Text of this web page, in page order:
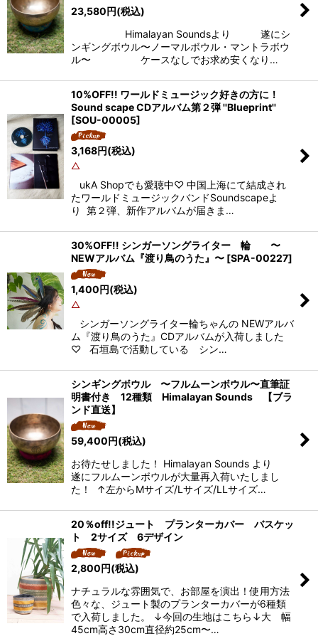
23,580円(税込)
Himalayan Soundsより 遂にシ
ンギングボウル〜ノーマルボウル・マントラボウ
ル〜 ケースなしでお求め安くなり…
10%OFF!! ワールドミュージック好きの方に！
Sound scape CDアルバム第２弾 ''Blueprint''
[SOU-00005]
3,168円(税込)
△
ukA Shopでも愛聴中♡ 中国上海にて結成され
たワールドミュージックバンドSoundscapeよ
り 第２弾、新作アルバムが届きま…
30%OFF!! シンガーソングライター 輪 〜
NEWアルバム『渡り鳥のうた』〜 [SPA-00227]
1,400円(税込)
△
シンガーソングライター輪ちゃんの NEWアルバ
ム『渡り鳥のうた』CDアルバムが入荷しました
♡ 石垣島で活動している シン…
シンギングボウル 〜フルムーンボウル〜直筆証
明書付き 12種類 Himalayan Sounds 【ブラ
ンド直送】
59,400円(税込)
お待たせしました！ Himalayan Sounds より
遂にフルムーンボウルが大量再入荷いたしまし
た！ ↑左からMサイズ/Lサイズ/LLサイズ…
20％off!!ジュート プランターカバー バスケッ
ト 2サイズ 6デザイン
2,800円(税込)
ナチュラルな雰囲気で、お部屋を演出！使用方法
色々な、ジュート製のプランターカバーが6種類
で入荷しました。 ↓今回の生地はこちら↓大 幅
45cm高さ30cm直径約25cm〜…